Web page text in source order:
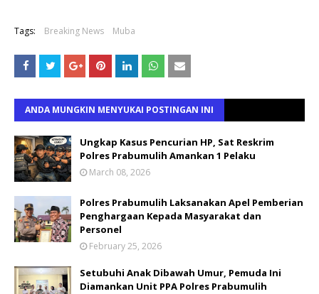
Tags: Breaking News Muba
ANDA MUNGKIN MENYUKAI POSTINGAN INI
Ungkap Kasus Pencurian HP, Sat Reskrim
Polres Prabumulih Amankan 1 Pelaku
March 08, 2026
Polres Prabumulih Laksanakan Apel Pemberian
Penghargaan Kepada Masyarakat dan
Personel
February 25, 2026
Setubuhi Anak Dibawah Umur, Pemuda Ini
Diamankan Unit PPA Polres Prabumulih